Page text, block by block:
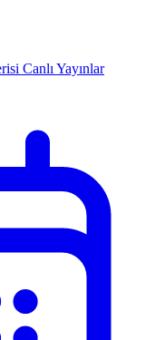
Canlı Yayınlar